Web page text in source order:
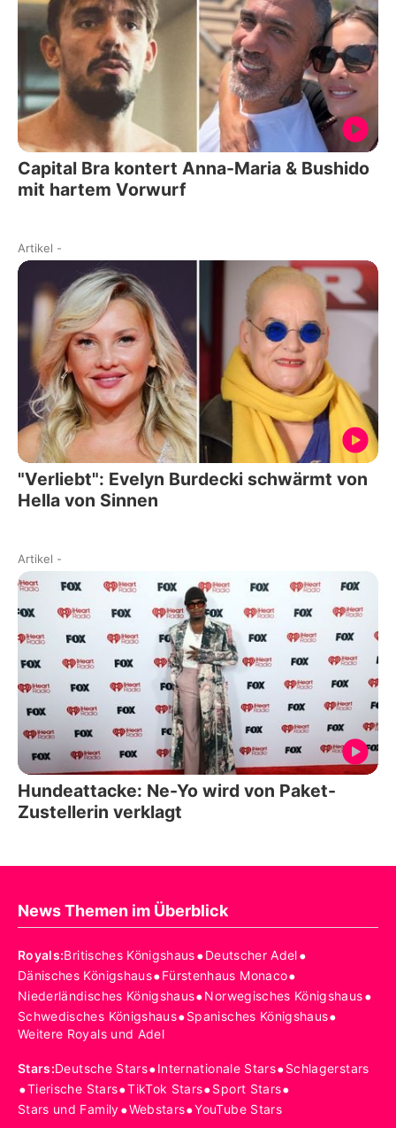
Capital Bra kontert Anna-Maria & Bushido
mit hartem Vorwurf
Artikel -
"Verliebt": Evelyn Burdecki schwärmt von
Hella von Sinnen
Artikel -
Hundeattacke: Ne-Yo wird von Paket-
Zustellerin verklagt
News Themen im Überblick
Royals:Britisches Königshaus•Deutscher Adel•
Dänisches Königshaus•Fürstenhaus Monaco•
Niederländisches Königshaus•Norwegisches Königshaus•
Schwedisches Königshaus•Spanisches Königshaus•
Weitere Royals und Adel
Stars:Deutsche Stars•Internationale Stars•Schlagerstars
•Tierische Stars•TikTok Stars•Sport Stars•
Stars und Family•Webstars•YouTube Stars